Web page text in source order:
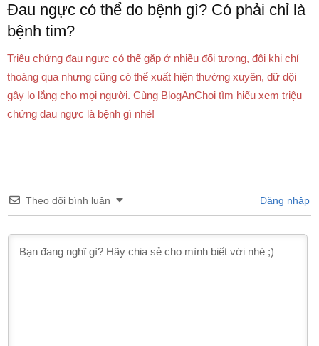
Đau ngực có thể do bệnh gì? Có phải chỉ là
bệnh tim?
Triệu chứng đau ngực có thể gặp ở nhiều đối tượng, đôi khi chỉ
thoáng qua nhưng cũng có thể xuất hiện thường xuyên, dữ dội
gây lo lắng cho mọi người. Cùng BlogAnChoi tìm hiểu xem triệu
chứng đau ngực là bệnh gì nhé!
Theo dõi bình luận Đăng nhập